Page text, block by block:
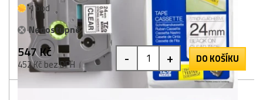
1 bod
Nedostupné
547 Kč
452 Kč bez DPH - + DO KOŠÍKU